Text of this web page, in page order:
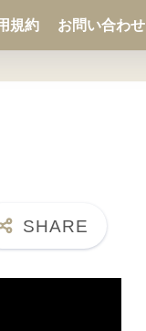
規約 お問い合わせ